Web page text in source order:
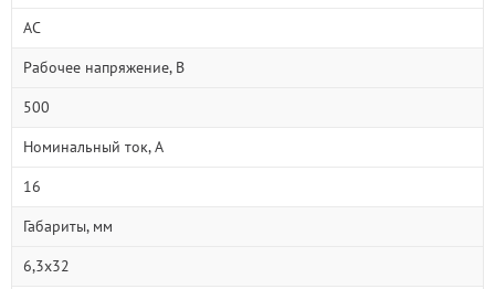
AC
Рабочее напряжение, В
500
Номинальный ток, А
16
Габариты, мм
6,3х32